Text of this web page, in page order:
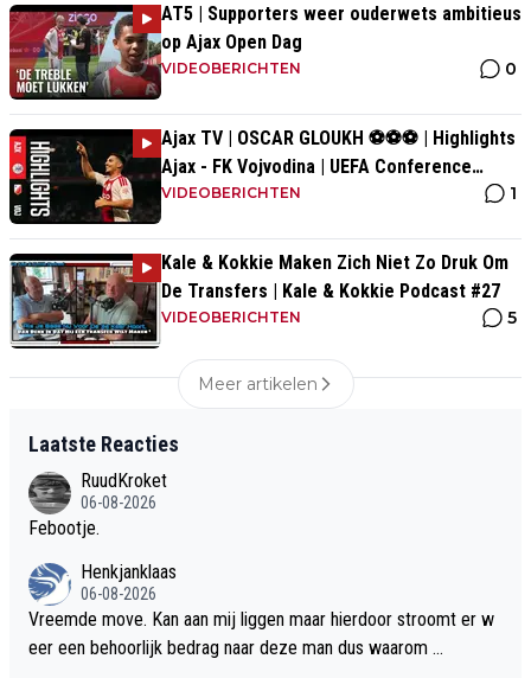
AT5 | Supporters weer ouderwets ambitieus
op Ajax Open Dag
VIDEOBERICHTEN 0
Ajax TV | OSCAR GLOUKH ⚽️⚽️⚽️ | Highlights
Ajax - FK Vojvodina | UEFA Conference
League
VIDEOBERICHTEN 1
Kale & Kokkie Maken Zich Niet Zo Druk Om
De Transfers | Kale & Kokkie Podcast #27
VIDEOBERICHTEN 5
Meer artikelen
Laatste Reacties
RuudKroket
06-08-2026
Febootje.
Henkjanklaas
06-08-2026
Vreemde move. Kan aan mij liggen maar hierdoor stroomt er w
eer een behoorlijk bedrag naar deze man dus waarom …